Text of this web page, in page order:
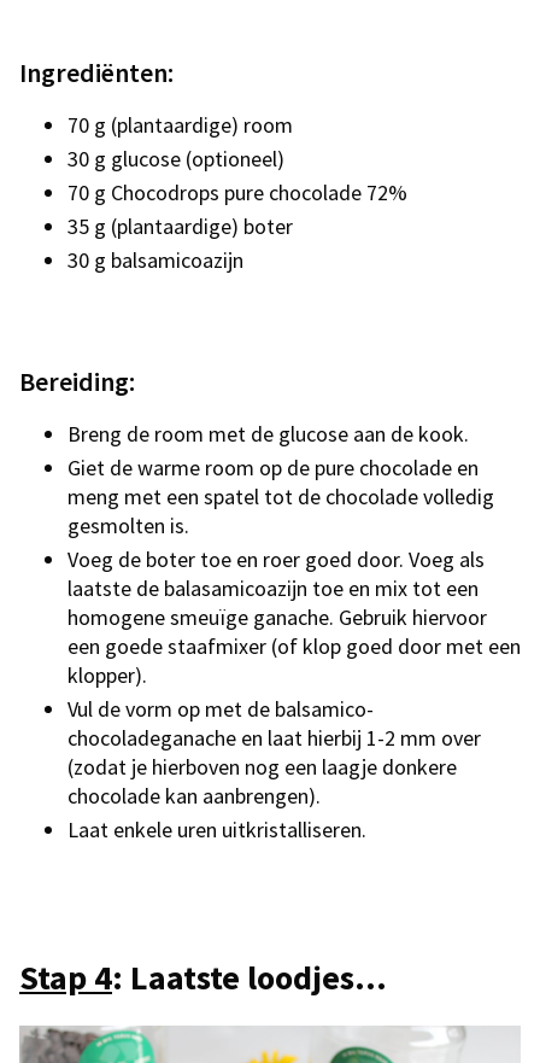
Ingrediënten:
70 g (plantaardige) room
30 g glucose (optioneel)
70 g Chocodrops pure chocolade 72%
35 g (plantaardige) boter
30 g balsamicoazijn
Bereiding:
Breng de room met de glucose aan de kook.
Giet de warme room op de pure chocolade en
meng met een spatel tot de chocolade volledig
gesmolten is.
Voeg de boter toe en roer goed door. Voeg als
laatste de balasamicoazijn toe en mix tot een
homogene smeuïge ganache. Gebruik hiervoor
een goede staafmixer (of klop goed door met een
klopper).
Vul de vorm op met de balsamico-
chocoladeganache en laat hierbij 1-2 mm over
(zodat je hierboven nog een laagje donkere
chocolade kan aanbrengen).
Laat enkele uren uitkristalliseren.
Stap 4: Laatste loodjes...